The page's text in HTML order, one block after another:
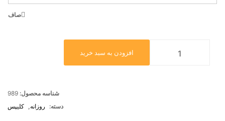
صاف
افزودن به سبد خرید
شناسه محصول: 989
دسته:
روزانه, کلیپس